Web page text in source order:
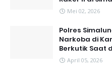
Mei 02, 2026
Polres
Narkoba di
Berkutik Saat
April 05, 2026